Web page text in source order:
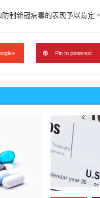
制新冠病毒的表现予以肯定。
Pin to pinterest